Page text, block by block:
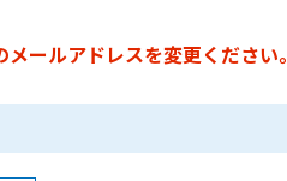
ールアドレスを変更ください。